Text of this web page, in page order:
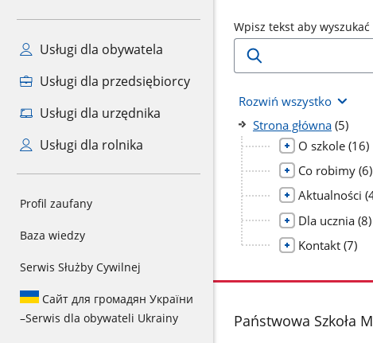
Usługi dla obywatela
Usługi dla przedsiębiorcy
Usługi dla urzędnika
Usługi dla rolnika
Profil zaufany
Baza wiedzy
Serwis Służby Cywilnej
Сайт для громадян України
–Serwis dla obywateli Ukrainy
Wpisz tekst aby wyszukać
Rozwiń wszystko
Strona główna liczba
(5)
O szkole liczba
(16)
Co robimy (6)
Aktualności
Dla ucznia (8)
Kontakt liczba
(7)
stopka
Państwowa Szkoła